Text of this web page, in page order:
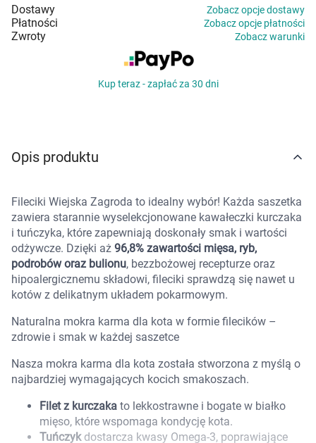
Korzystamy z plików cookies w celu
Sprzęt medyczny
Dostawy Zobacz opcje dostawy
Płatności Zobacz opcje płatności
Zwroty Zobacz warunki
Kup teraz - zapłać za 30 dni
Opis produktu
Fileciki Wiejska Zagroda to idealny wybór! Każda saszetka
zawiera starannie wyselekcjonowane kawałeczki kurczaka
i tuńczyka, które zapewniają doskonały smak i wartości
odżywcze. Dzięki aż 96,8% zawartości mięsa, ryb,
podrobów oraz bulionu, bezzbożowej recepturze oraz
hipoalergicznemu składowi, fileciki sprawdzą się nawet u
kotów z delikatnym układem pokarmowym.
Naturalna mokra karma dla kota w formie filecików –
zdrowie i smak w każdej saszetce
Nasza mokra karma dla kota została stworzona z myślą o
najbardziej wymagających kocich smakoszach.
Filet z kurczaka to lekkostrawne i bogate w białko
mięso, które wspomaga kondycję kota.
Tuńczyk dostarcza kwasy Omega-3, poprawiające